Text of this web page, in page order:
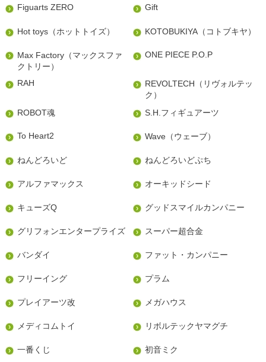
Figuarts ZERO Gift
Hot toys（ホットトイズ） KOTOBUKIYA（コトブキヤ）
Max Factory（マックスファ
クトリー）
ONE PIECE P.O.P
RAH
REVOLTECH（リヴォルテッ
ク）
ROBOT魂
S.H.フィギュアーツ
To Heart2 Wave（ウェーブ）
ねんどろいど ねんどろいどぷち
アルファマックス オーキッドシード
キューズQ グッドスマイルカンパニー
グリフォンエンタープライズ スーパー超合金
バンダイ ファット・カンパニー
フリーイング プラム
プレイアーツ改 メガハウス
メディコムトイ リボルテックヤマグチ
一番くじ 初音ミク